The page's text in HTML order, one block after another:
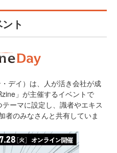
ト
デイ）は、人が活き会社が成
」が主催するイベントで
ーマに設定し、識者やエキス
者のみなさんと共有していま